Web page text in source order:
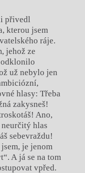
přivedl
kterou jsem
ráje.
jehož ze
odklonilo
už nebylo jen
hlasy: Třeba
zakysneš!
Ano,
hlas
sebevraždu!
je jenom
A já se na tom
vpřed.